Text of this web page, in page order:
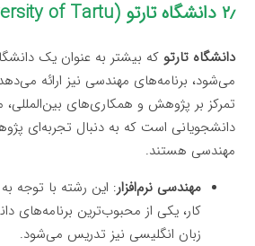
۲٫ دانشگاه تارتو (University of Tartu)
دانشگاه تارتو که بیشتر به عنوان یک
می‌شود، برنامه‌های مهندسی نیز ارائه
تمرکز بر پژوهش و همکاری‌های
دانشجویانی است که به دنبال تجربه‌ای
مهندسی هستند.
مهندسی نرم‌افزار: این رشته با توجه به
کار، یکی از محبوب‌ترین برنامه‌های
زبان انگلیسی نیز تدریس می‌شود.